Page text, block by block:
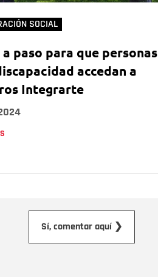
SOCIAL
a paso para que personas
accedan a
Integrarte
Sí, comentar aquí ❯